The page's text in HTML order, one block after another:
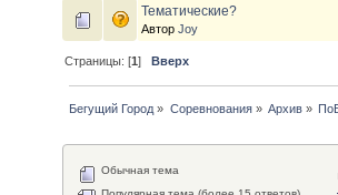
Тематические?
АвторJoy
Страницы: [1] Вверх
Бегущий Город » Соревнования» Архив »
Обычная тема